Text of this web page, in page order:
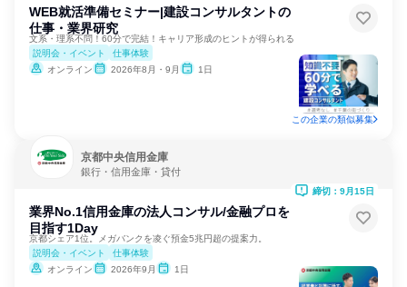
WEB就活準備セミナー|建設コンサルタントの
仕事・業界研究
文系・理系不問！60分で完結！キャリア形成のヒントが得られる
説明会・イベント
仕事体験
オンライン
2026年8月・9月 1日
この企業の類似募集
京都中央信用金庫
銀行・信用金庫・貸付
業界No.1信用金庫の法人コンサル/金融プロを
目指す1Day
京都シェア1位。メガバンクを凌ぐ預金5兆円超の提案力。
説明会・イベント
仕事体験
オンライン
2026年9月 1日
締切：9月15日